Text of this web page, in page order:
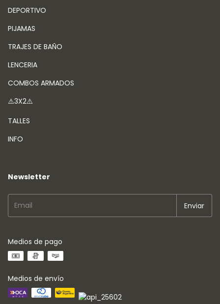
DEPORTIVO
PIJAMAS
TRAJES DE BAÑO
LENCERIA
COMBOS ARMADOS
⚠️3X2⚠️
TALLES
INFO
Newsletter
Medios de pago
Medios de envío